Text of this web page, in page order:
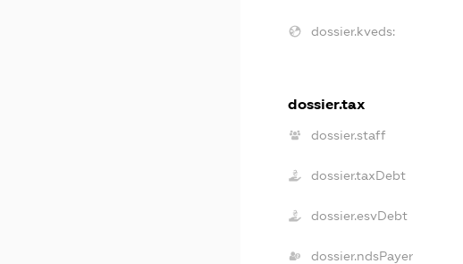
dossier.kveds:
dossier.tax
dossier.staff
dossier.taxDebt
dossier.esvDebt
dossier.ndsPayer